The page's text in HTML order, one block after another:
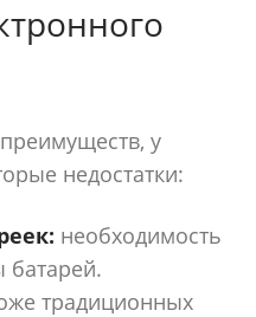
у
недостатки:
необходимость
батарей.
традиционных